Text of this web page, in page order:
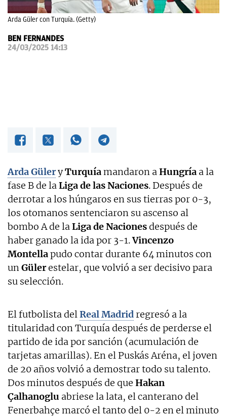
Arda Güler con Turquía. (Getty)
BEN FERNANDES
24/03/2025 14:13
Arda GüleryTurquíamandaron aHungría a la
fase B de laLiga de las Naciones. Después de
derrotar a los húngaros en sus tierras por 0-3,
los otomanos sentenciaron su ascenso al
bombo A de laLiga de Nacionesdespués de
haber ganado la ida por 3-1.Vincenzo
Montellapudo contar durante 64 minutos con
unGülerestelar, que volvió a ser decisivo para
su selección.
El futbolista delReal Madridregresó a la
titularidad con Turquía después de perderse el
partido de ida por sanción (acumulación de
tarjetas amarillas). En el Puskás Aréna, el joven
de 20 años volvió a demostrar todo su talento.
Dos minutos después de que Hakan
Çalhanoglu abriese la lata, el canterano del
Fenerbahçe marcó el tanto del 0-2 en el minuto